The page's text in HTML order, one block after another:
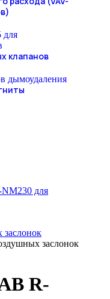
клапанов
заслонок
R-